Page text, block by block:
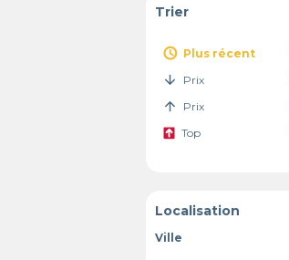
Trier
access_time Plus récent
arrow_downward
Prix
arrow_upward
Prix
Top
Localisation
Ville